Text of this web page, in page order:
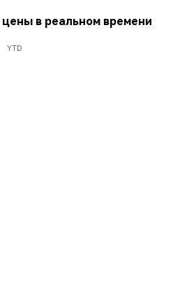
цены в реальном времени
YTD